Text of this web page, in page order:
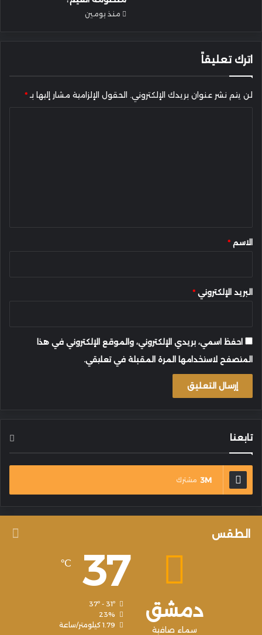
منذ يومين
اترك تعليقاً
لن يتم نشر عنوان بريدك الإلكتروني. الحقول الإلزامية مشار إليها بـ *
*الاسم *
البريد الإلكتروني *
احفظ اسمي، بريدي الإلكتروني، والموقع الإلكتروني في هذا
المتصفح لاستخدامها المرة المقبلة في تعليقي.
تابعنا
3M مشترك
الطقس
دمشق
سماء صافية
37
℃
37º - 31º
23%
1.79 كيلومتر/ساعة